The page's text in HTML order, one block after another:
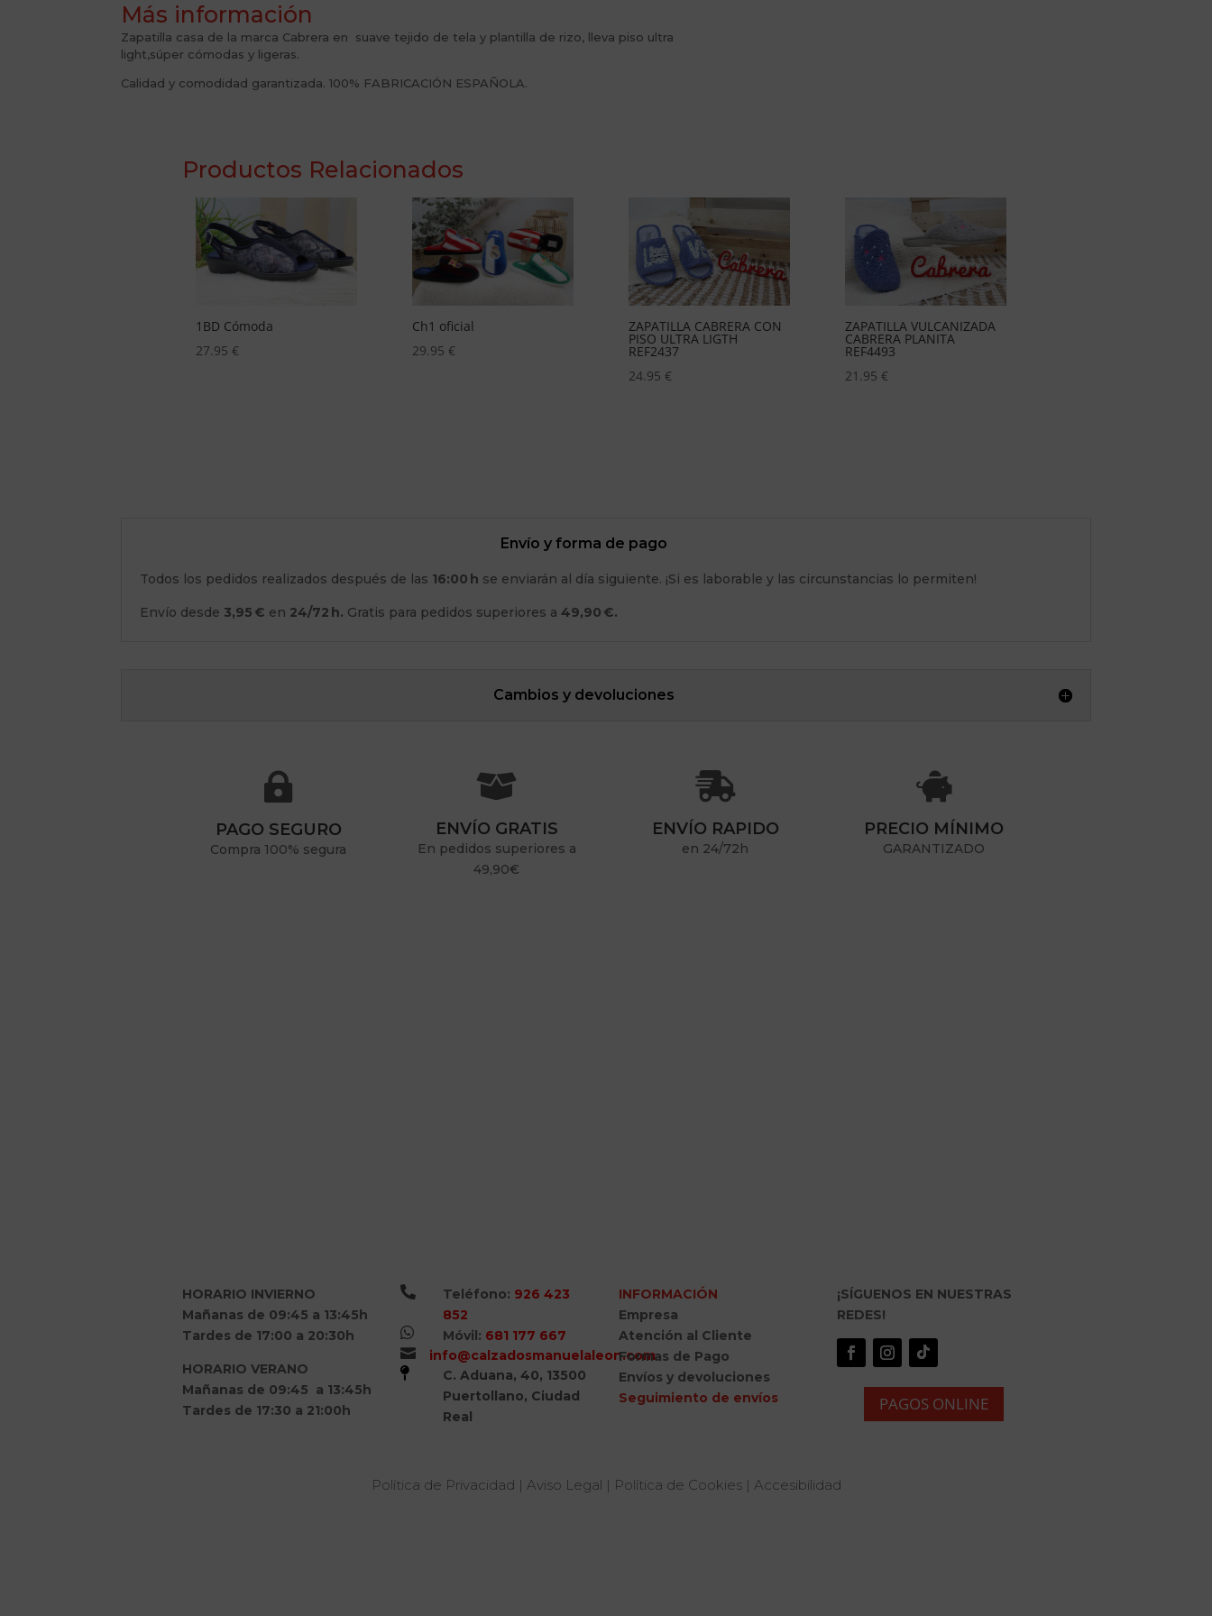
Más información
Zapatilla casa de la marca Cabrera en suave tejido de tela y plantilla de rizo, lleva piso ultra
light,súper cómodas y ligeras.
Calidad y comodidad garantizada. 100% FABRICACIÓN ESPAÑOLA.
Productos Relacionados
Ch1 oficial
29.95
ZAPATILLA CABRERA CON
REF2437
ZAPATILLA VULCANIZADA
CABRERA PLANITA
REF4493
21.95
Zueco anatómico con
planta de pinchos,ref160
Envío y forma de pago
Todos los pedidos realizados después de las 16:00 h se enviarán al día siguiente. ¡Si es laborable y las circunstancias lo permiten!
Envío desde 3,95 € en 24/72 h. Gratis para pedidos superiores a 49,90 €.
Cambios y devoluciones

PAGO SEGURO
Compra 100% segura

ENVÍO GRATIS
En pedidos superiores a
49,90€

ENVÍO RAPIDO
en 24/72h

PRECIO MÍNIMO
GARANTIZADO
HORARIO INVIERNO
Mañanas de 09:45 a 13:45h
Tardes de 17:00 a 20:30h
HORARIO VERANO
Mañanas de 09:45 a 13:45h
Tardes de 17:30 a 21:00h
 Teléfono: 926 423
852

Móvil: 681 177 667
 info@calzadosmanuelaleon.com

C. Aduana, 40, 13500
Puertollano, Ciudad
Real
INFORMACIÓN
Empresa
Atención al Cliente
Formas de Pago
Envíos y devoluciones
Seguimiento de envíos
¡SÍGUENOS EN NUESTRAS
REDES!
PAGOS ONLINE
Política de Privacidad | Aviso Legal | Política de Cookies| Accesibilidad